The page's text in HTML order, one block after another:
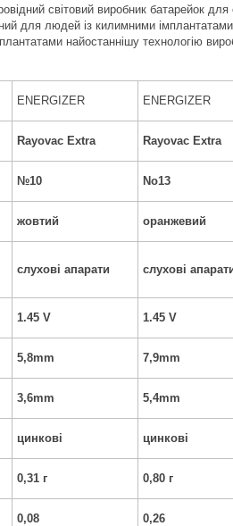
світовий виробник батарейок
для людей із килимними
найостаннішу технологію
ENERGIZER ENERGIZER
Rayovac Extra Rayovac Extra
№10 No13
жовтий оранжевий
слухові апарати слухові
1.45 V 1.45 V
5,8mm 7,9mm
3,6mm 5,4mm
цинкові цинкові
0,31 г 0,80 г
0,08 0,26